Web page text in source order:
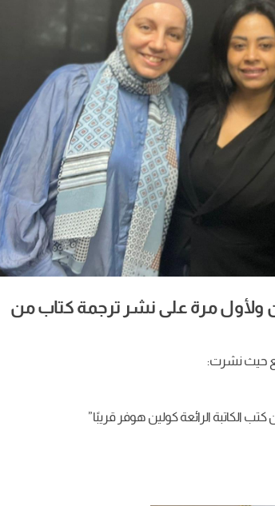
ولأول مرة على نشر ترجمة كتاب من
حيث نشرت:
الكاتبة الرائعة كولين هوفر قريبًا”